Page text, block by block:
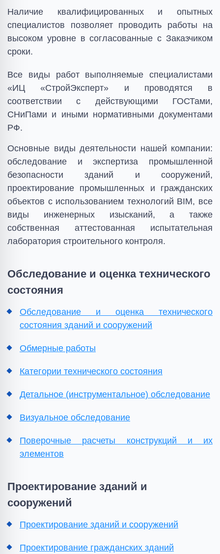
Наличие квалифицированных и опытных
специалистов позволяет проводить работы на
высоком уровне в согласованные с Заказчиком
сроки.
Все виды работ выполняемые специалистами
«ИЦ «СтройЭксперт» и проводятся в
соответствии с действующими ГОСТами,
СНиПами и иными нормативными документами
РФ.
Основные виды деятельности нашей компании:
обследование и экспертиза промышленной
безопасности зданий и сооружений,
проектирование промышленных и гражданских
объектов с использованием технологий BIM, все
виды инженерных изысканий, а также
собственная аттестованная испытательная
лаборатория строительного контроля.
Обследование и оценка технического
состояния
Обследование и оценка технического
состояния зданий и сооружений
Обмерные работы
Категории технического состояния
Детальное (инструментальное) обследование
Визуальное обследование
Поверочные расчеты конструкций и их
элементов
Проектирование зданий и
сооружений
Проектирование зданий и сооружений
Проектирование гражданских зданий